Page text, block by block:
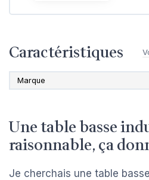
Caractéristiques
Marque
Une table basse
raisonnable, ça
Je cherchais une table